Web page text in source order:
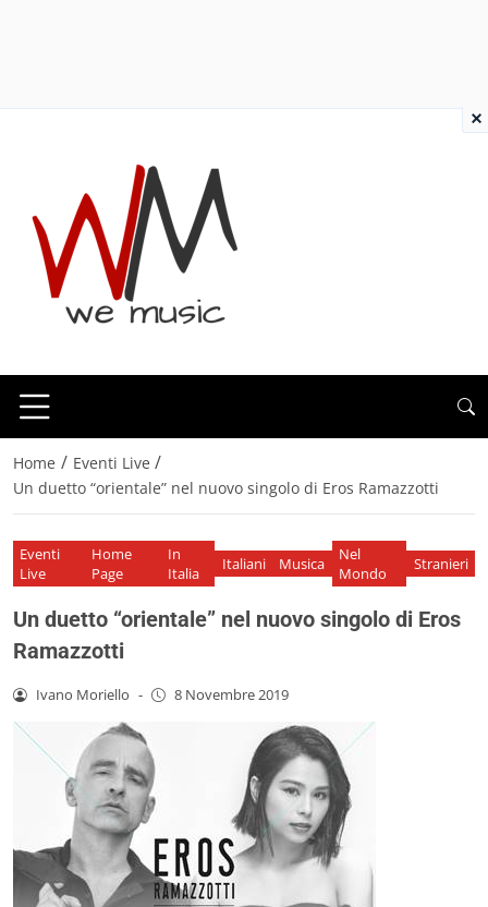
Home / Eventi Live /
Un duetto “orientale” nel nuovo singolo di Eros Ramazzotti
Eventi
Live
Home
Page
In
Italia
Italiani Musica
Nel
Mondo
Stranieri
Un duetto “orientale” nel nuovo singolo di Eros
Ramazzotti
Ivano Moriello - 8 Novembre 2019
×